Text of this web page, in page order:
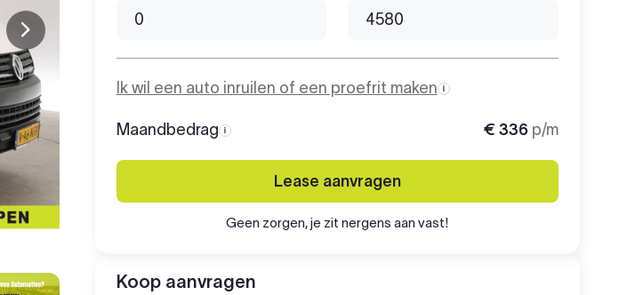
Ik wil een auto inruilen of een proefrit maken
Maandbedrag Maandbedrag € 336 p/m
Lease aanvragen
Geen zorgen, je zit nergens aan vast!
Koop aanvragen